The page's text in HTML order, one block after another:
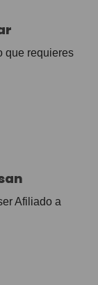
que requieres
Afiliado a